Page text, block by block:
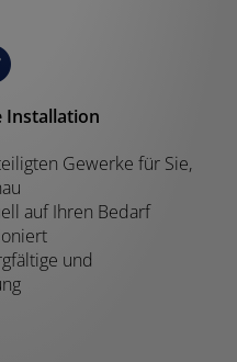
Installation
Gewerke für Sie,
auf Ihren Bedarf
und